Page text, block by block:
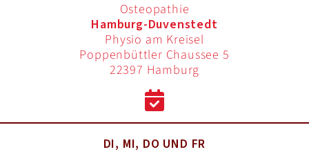
Osteopathie
Hamburg-Duvenstedt
Physio am Kreisel
Poppenbüttler Chaussee 5
22397 Hamburg
DI, MI, DO UND FR